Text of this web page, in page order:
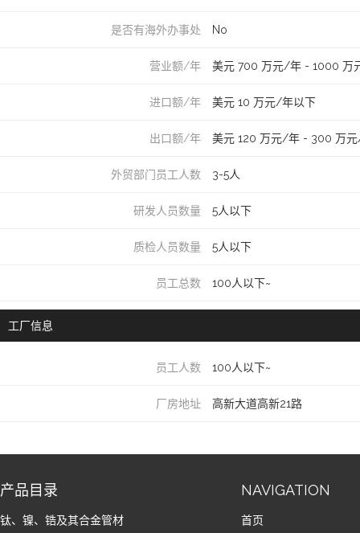
是否有海外办事处 No
营业额/年 美元 700 万元/年 - 1000 万
进口额/年 美元 10 万元/年以下
出口额/年 美元 120 万元/年 - 300 万
外贸部门员工人数 3-5人
研发人员数量 5人以下
质检人员数量 5人以下
员工总数 100人以下~
工厂信息
员工人数 100人以下~
厂房地址 高新大道高新21路
产品目录
钛、镍、锆及其合金管材
NAVIGATION
首页